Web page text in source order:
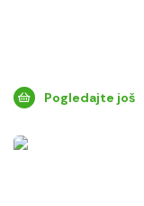
Pogledajte još